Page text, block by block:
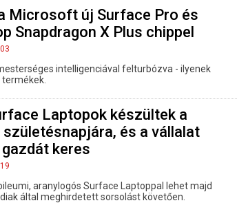
Microsoft új Surface Pro és
Snapdragon X Plus chippel
intelligenciával felturbózva - ilyenek
Laptopok készültek a
és a vállalat
keres
aranylogós Surface Laptoppal lehet majd
által meghirdetett sorsolást követően.